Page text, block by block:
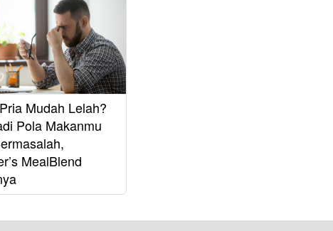
Mudah Lelah?
Pola Makanmu
MealBlend